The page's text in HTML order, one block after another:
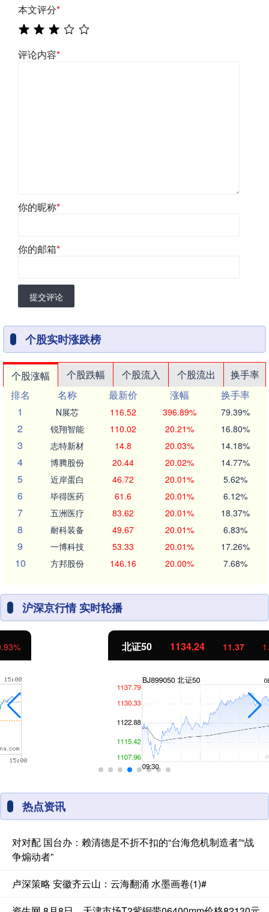
本文评分*
评论内容*
你的昵称*
你的邮箱*
提交评论
个股实时涨跌榜
个股涨幅 个股跌幅 个股流入 个股流出
换手率
排名
名称 最新价 涨幅
换手率
1
N展芯 116.52 396.89% 79.39%
2 锐翔智能 110.02 20.21% 16.80%
3 志特新材 14.8 20.03% 14.18%
4 博腾股份 20.44 20.02% 14.77%
5 近岸蛋白 46.72 20.01% 5.62%
6 毕得医药 61.6 20.01% 6.12%
7 五洲医疗 83.62 20.01% 18.37%
8 耐科装备 49.67 20.01% 6.83%
9 一博科技 53.33 20.01% 17.26%
10 方邦股份 146.16 20.00% 7.68%
沪深京行情 实时轮播
1134.24 11.37 1.01%
热点资讯
对对配 国台办：赖清德是不折不扣的“台海危机制造者”“战
争煽动者”
卢深策略 安徽齐云山：云海翻涌 水墨画卷(1)#